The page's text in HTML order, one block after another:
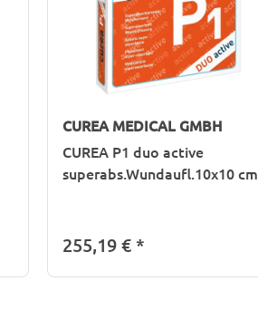
CUREA MEDICAL GMBH
CUREA P1 duo active
superabs.Wundaufl.10x10 cm
255,19 €*